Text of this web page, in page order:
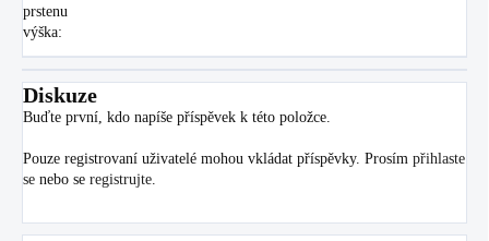
prstenu
výška:
Diskuze
Buďte první, kdo napíše příspěvek k této položce.
Pouze registrovaní uživatelé mohou vkládat příspěvky. Prosím přihlaste
se nebo se registrujte